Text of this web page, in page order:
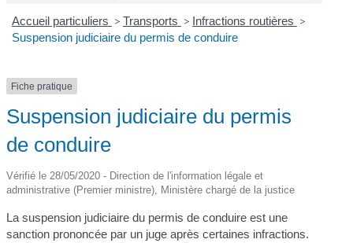
Accueil particuliers > Transports > Infractions routières >
Suspension judiciaire du permis de conduire
Fiche pratique
Suspension judiciaire du permis
de conduire
Vérifié le 28/05/2020 - Direction de l'information légale et
administrative (Premier ministre), Ministère chargé de la justice
La suspension judiciaire du permis de conduire est une
sanction prononcée par un juge après certaines infractions.